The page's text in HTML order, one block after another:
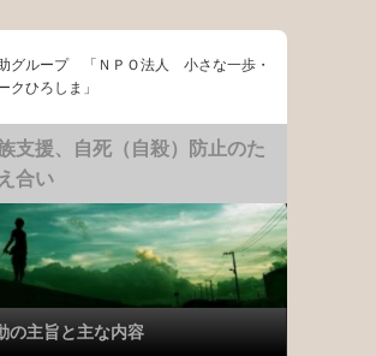
グループ 「ＮＰＯ法人 小さな一歩・
クひろしま」
支援、自死（自殺）防止のた
合い
の主旨と主な内容